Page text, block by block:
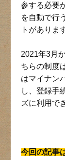
参する必要
を自動で行
トがありま
2021年3月
ちらの制度
はマイナン
し、登録手
ズに利用で
今回の記事